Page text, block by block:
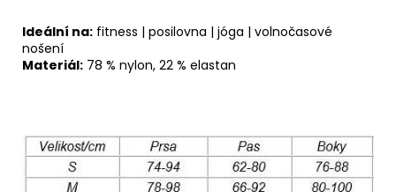
Ideální na: fitness | posilovna | jóga | volnočasové
nošení
Materiál: 78 % nylon, 22 % elastan